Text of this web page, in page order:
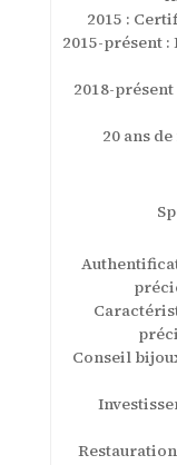
2015 :
2015-présent
2018-
20 ans
Conseil